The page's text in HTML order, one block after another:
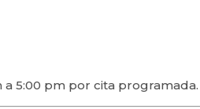
a 5:00 pm por cita programada.